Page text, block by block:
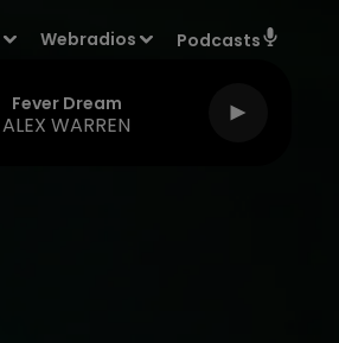
Webradios Podcasts
Fever Dream
ALEX WARREN